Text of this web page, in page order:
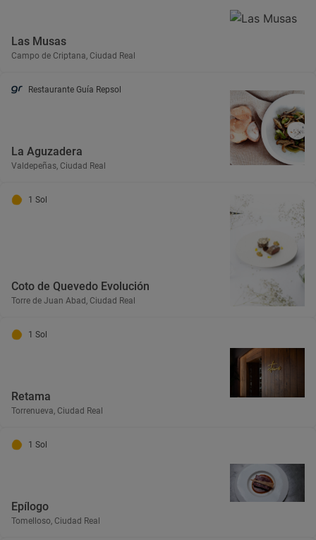
Las Musas
Campo de Criptana, Ciudad Real
Restaurante Guía Repsol
La Aguzadera
Valdepeñas, Ciudad Real
1 Sol
Coto de Quevedo Evolución
Torre de Juan Abad, Ciudad Real
1 Sol
Retama
Torrenueva, Ciudad Real
1 Sol
Epílogo
Tomelloso, Ciudad Real